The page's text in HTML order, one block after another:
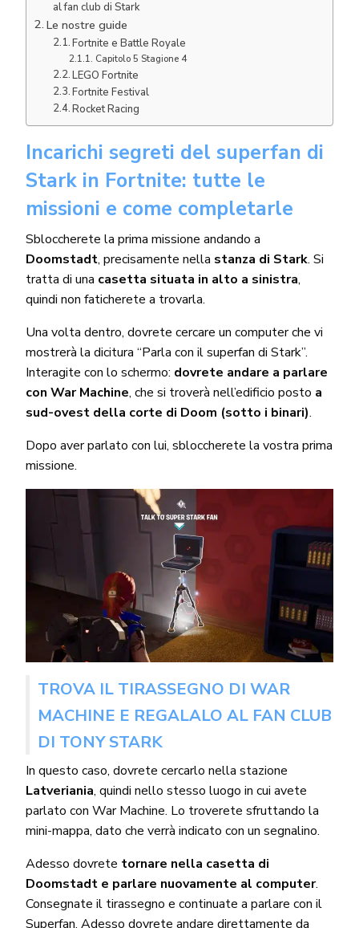
al fan club di Stark
Le nostre guide
Fortnite e Battle Royale
Capitolo 5 Stagione 4
LEGO Fortnite
Fortnite Festival
Rocket Racing
Incarichi segreti del superfan di
Stark in Fortnite: tutte le
missioni e come completarle
Sbloccherete la prima missione andando a
Doomstadt, precisamente nella stanza di Stark. Si
tratta di una casetta situata in alto a sinistra,
quindi non faticherete a trovarla.
Una volta dentro, dovrete cercare un computer che vi
mostrerà la dicitura “Parla con il superfan di Stark”.
Interagite con lo schermo: dovrete andare a parlare
con War Machine, che si troverà nell’edificio posto a
sud-ovest della corte di Doom (sotto i binari).
Dopo aver parlato con lui, sbloccherete la vostra prima
missione.
TROVA IL TIRASSEGNO DI WAR
MACHINE E REGALALO AL FAN CLUB
DI TONY STARK
In questo caso, dovrete cercarlo nella stazione
Latveriania, quindi nello stesso luogo in cui avete
parlato con War Machine. Lo troverete sfruttando la
mini-mappa, dato che verrà indicato con un segnalino.
Adesso dovrete tornare nella casetta di
Doomstadt e parlare nuovamente al computer.
Consegnate il tirassegno e continuate a parlare con il
Superfan. Adesso dovrete andare direttamente da